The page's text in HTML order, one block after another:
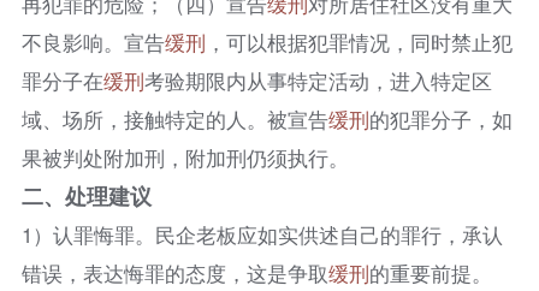
不良影响。宣告缓刑 ，可以根据犯罪情况，同时禁止犯
罪分子在缓刑考验期限内从事特定活动，进入特定区
域、场所，接触特定的人。被宣告缓刑的犯罪分子，如
果被判处附加刑，附加刑仍须执行。​
二、处理建议
1）认罪悔罪。民企老板应如实供述自己的罪行，承认
错误，表达悔罪的态度，这是争取缓刑的重要前提。​